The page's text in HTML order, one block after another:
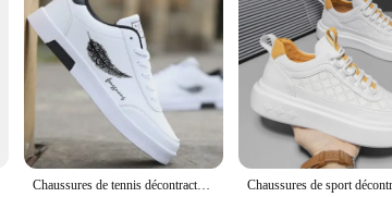
Chaussures de tennis décontractées respirantes pour hommes, chaussures à imprimé plume, baskets plates d'extérieur, 2019, 67